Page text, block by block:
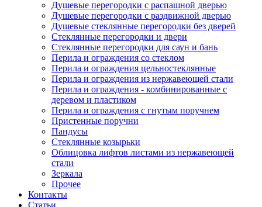
Душевые перегородки c распашной дверью
Душевые перегородки с раздвижной дверью
Душевые стеклянные перегородки без дверей
Стеклянные перегородки и двери
Стеклянные перегородки для саун и бань
Перила и ограждения со стеклом
Перила и ограждения цельностеклянные
Перила и ограждения из нержавеющей стали
Перила и ограждения - комбинированные с
деревом и пластиком
Перила и ограждения с гнутым поручнем
Пристенные поручни
Пандусы
Стеклянные козырьки
Облицовка лифтов листами из нержавеющей
стали
Зеркала
Прочее
Контакты
Статьи